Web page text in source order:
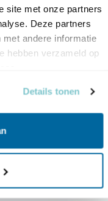
site met onze partners
Deze partners
andere informatie
hebben verzameld op
Details tonen
acties en tips